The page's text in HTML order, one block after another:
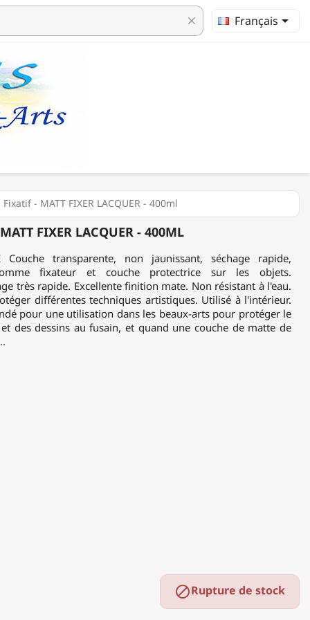
clear Français
- MATT FIXER LACQUER - 400ml
FIXER LACQUER - 400ML
Couche transparente, non jaunissant, séchage rapide,
fixateur et couche protectrice sur les objets.
très rapide. Excellente finition mate. Non résistant à l'eau.
différentes techniques artistiques. Utilisé à l'intérieur.
pour une utilisation dans les beaux-arts pour protéger le
des dessins au fusain, et quand une couche de matte de
Rupture de stock